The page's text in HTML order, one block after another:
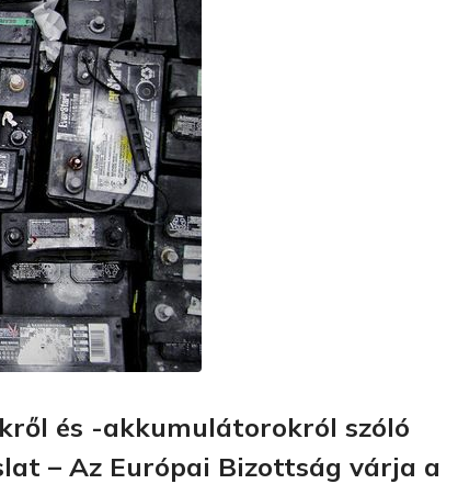
és -akkumulátorokról szóló
– Az Európai Bizottság várja a